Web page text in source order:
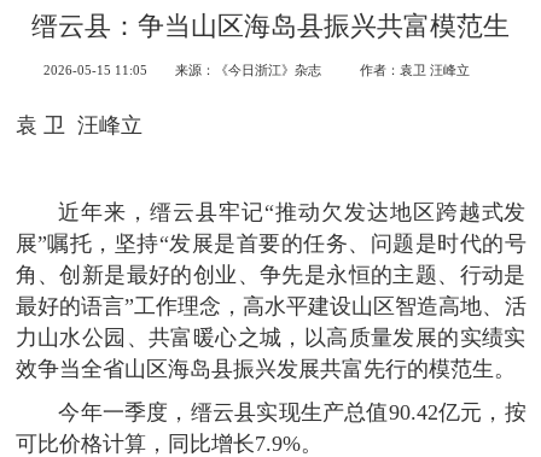
缙云县：争当山区海岛县振兴共富模范生
2026-05-15 11:05 来源：《今日浙江》杂志 作者：袁卫 汪峰立
袁 卫 汪峰立
近年来，缙云县牢记“推动欠发达地区跨越式发
展”嘱托，坚持“发展是首要的任务、问题是时代的号
角、创新是最好的创业、争先是永恒的主题、行动是
最好的语言”工作理念，高水平建设山区智造高地、活
力山水公园、共富暖心之城，以高质量发展的实绩实
效争当全省山区海岛县振兴发展共富先行的模范生。
今年一季度，缙云县实现生产总值90.42亿元，按
可比价格计算，同比增长7.9%。